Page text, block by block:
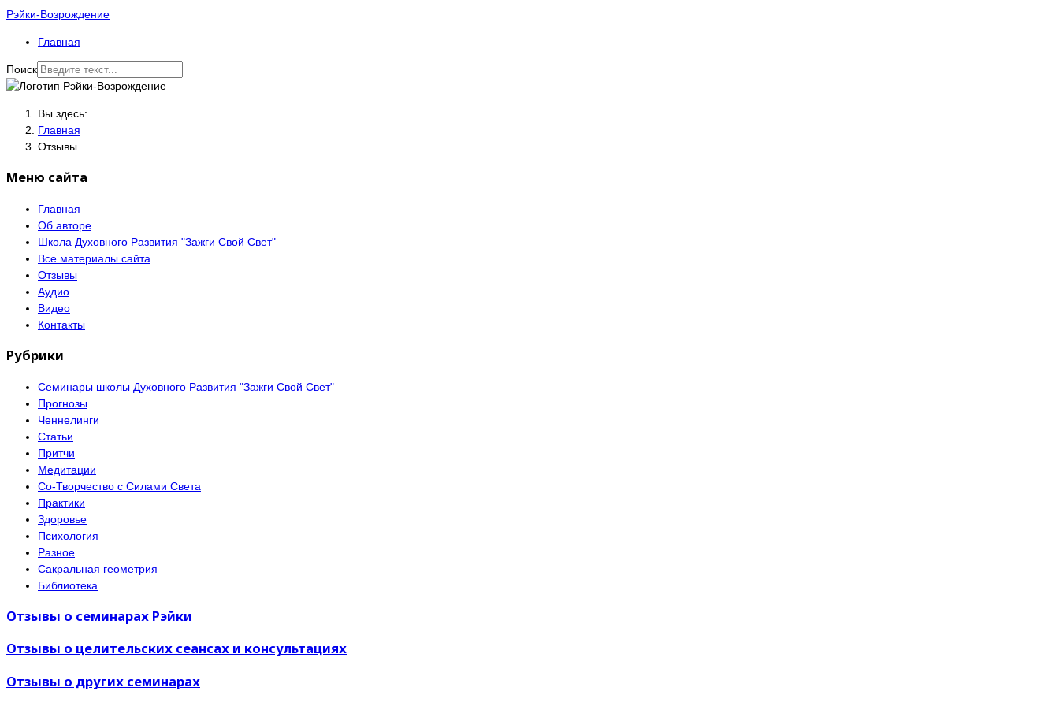
Рэйки-Возрождение
Главная
Поиск
Вы здесь:
Главная
Отзывы
Меню сайта
Главная
Об авторе
Школа Духовного Развития "Зажги Свой Свет"
Все материалы сайта
Отзывы
Аудио
Видео
Контакты
Рубрики
Семинары школы Духовного Развития "Зажги Свой Свет"
Прогнозы
Ченнелинги
Статьи
Притчи
Медитации
Со-Творчество с Силами Света
Практики
Здоровье
Психология
Разное
Сакральная геометрия
Библиотека
Отзывы о семинарах Рэйки
Отзывы о целительских сеансах и консультациях
Отзывы о других семинарах